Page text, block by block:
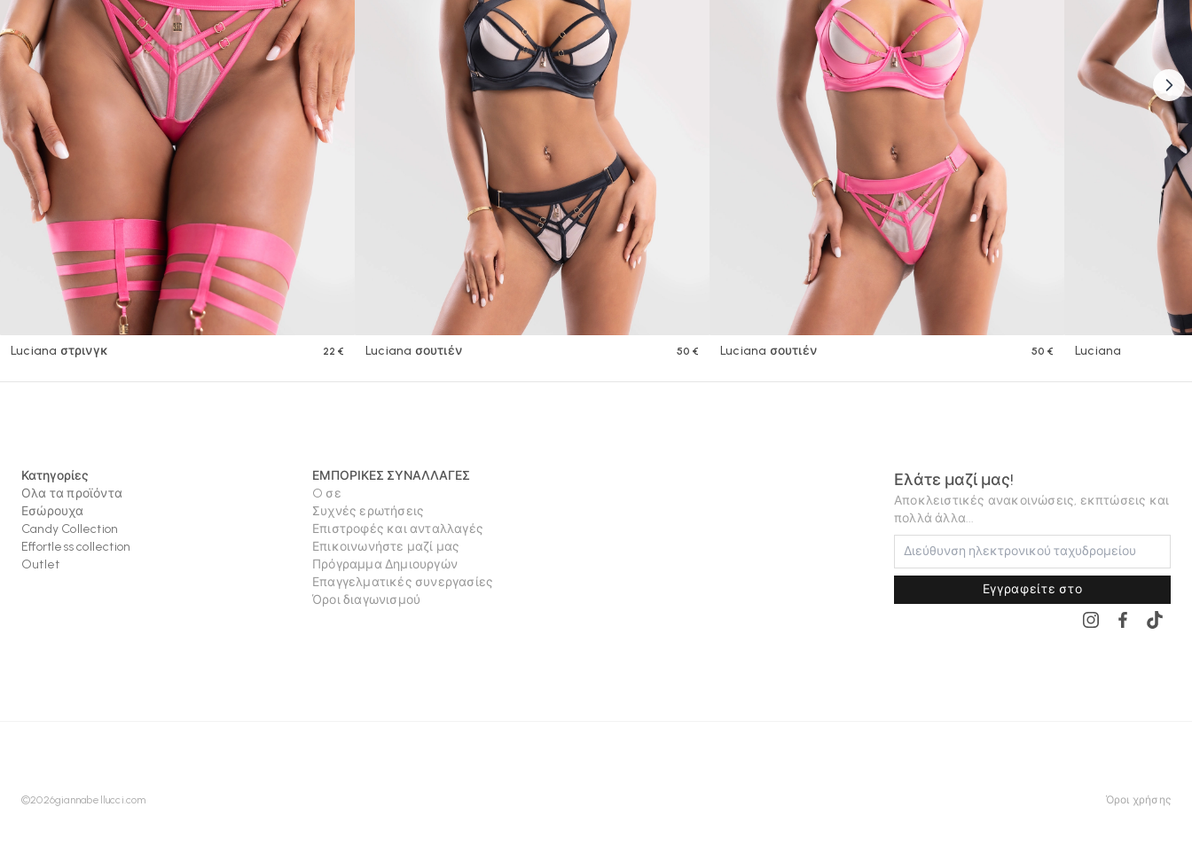
Luciana στρινγκ 22 € Luciana σουτιέν 50 € Luciana σουτιέν 50 € Luciana
Κατηγορίες
Ολα τα προϊόντα
Εσώρουχα
Candy Collection
Effortless collection
Outlet
ΕΜΠΟΡΙΚΕΣ ΣΥΝΑΛΛΑΓΕΣ
O σε
Συχνές ερωτήσεις
Επιστροφές και ανταλλαγές
Επικοινωνήστε μαζί μας
Πρόγραμμα Δημιουργών
Επαγγελματικές συνεργασίες
Όροι διαγωνισμού
Ελάτε μαζί μας!
Αποκλειστικές ανακοινώσεις, εκπτώσεις και
πολλά άλλα...
Εγγραφείτε στο
©2026giannabellucci.com Όροι χρήσης